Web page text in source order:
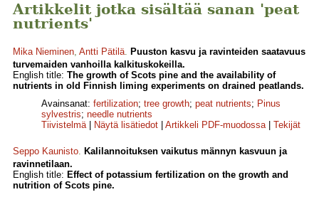
Artikkelit jotka sisältää sanan 'peat
nutrients'
Mika Nieminen, Antti Pätilä. Puuston kasvu ja ravinteiden saatavuus
turvemaiden vanhoilla kalkituskokeilla.
English title: The growth of Scots pine and the availability of
nutrients in old Finnish liming experiments on drained peatlands.
Avainsanat: fertilization; tree growth; peat nutrients; Pinus
sylvestris; needle nutrients
Tiivistelmä| Näytä lisätiedot Artikkeli PDF-muodossa| Tekijät
Seppo Kaunisto. Kalilannoituksen vaikutus männyn kasvuun ja
ravinnetilaan.
English title: Effect of potassium fertilization on the growth and
nutrition of Scots pine.